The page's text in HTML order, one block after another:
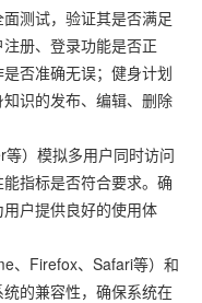
测试，验证其是否满足
册、登录功能是否正
否准确无误；健身计划
识的发布、编辑、删除
）模拟多用户同时访问
指标是否符合要求。确
户提供良好的使用体
、Firefox、Safari等）和
的兼容性，确保系统在